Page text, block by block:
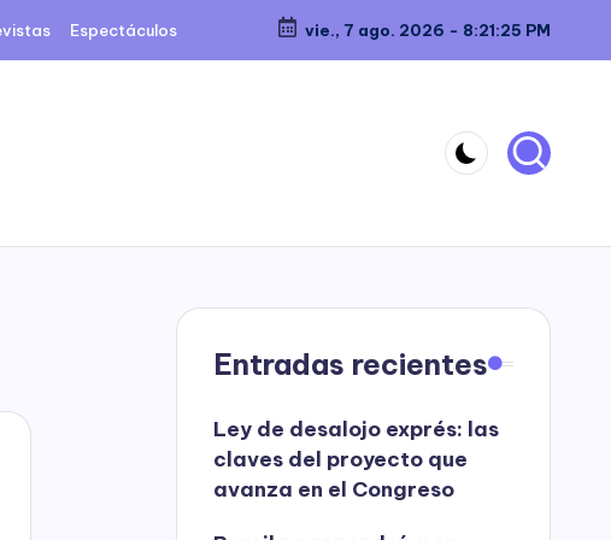
Espectáculos vie., 7 ago. 2026 - 8:21:26 PM
Entradas recientes
Ley de desalojo exprés: las
claves del proyecto que
avanza en el Congreso